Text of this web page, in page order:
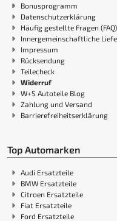
Bonusprogramm
Datenschutzerklärung
Häufig gestellte Fragen (FAQ)
Innergemeinschaftliche
Impressum
Rücksendung
Teilecheck
Widerruf
W+S Autoteile Blog
Zahlung und Versand
Barrierefreiheitserklärung
Top Automarken
Audi Ersatzteile
BMW Ersatzteile
Citroen Ersatzteile
Fiat Ersatzteile
Ford Ersatzteile